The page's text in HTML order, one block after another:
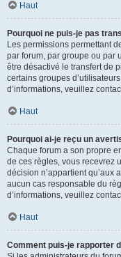
Haut
Pourquoi ne puis-je pas
Les permissions permettant
par forum, par groupe ou par
être désactivé le transfert de
certains groupes
d’informations, veuillez
Haut
Pourquoi ai-je reçu un
Chaque forum a son propre
de ces règles, vous recevrez
décision n’appartient qu’aux
aucun cas responsable du
d’informations, veuillez
Haut
Comment puis-je rapporter